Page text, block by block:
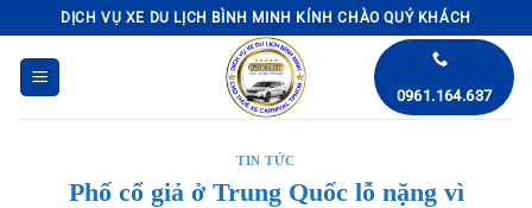
qua
dung
DỊCH VỤ XE DU LỊCH BÌNH MINH KÍNH CHÀO QUÝ KHÁCH
0961.164.637
TIN TỨC
Phố cổ giả ở Trung Quốc lỗ nặng vì